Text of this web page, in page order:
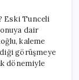
Olma
İddiası:
Maçoğlu’nun
Açıklamaları
için
Eski Tunceli
dair
kaleme
görüşmeye
dönemiyle